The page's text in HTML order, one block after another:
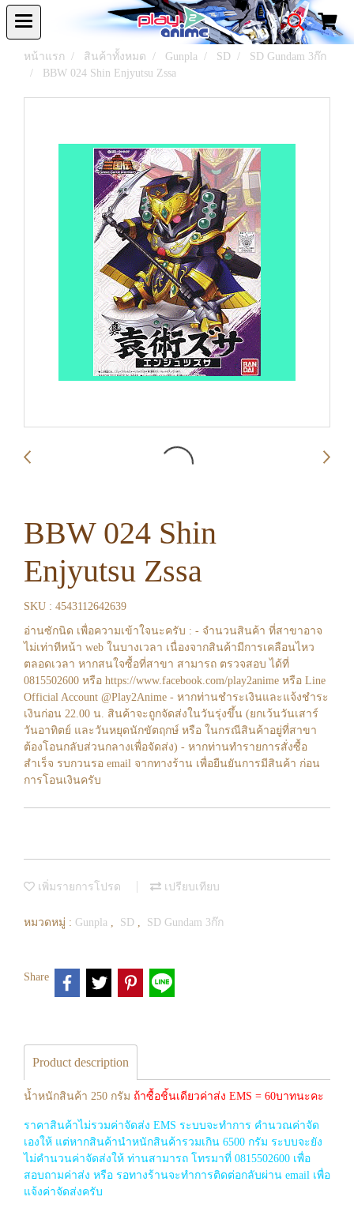
หน้าแรก สินค้าทั้งหมด Gunpla SD
SD Gundam 3ก๊ก
BBW 024 Shin Enjyutsu Zssa
BBW 024 Shin
Enjyutsu Zssa
SKU : 4543112642639
อ่านซักนิด เพื่อความเข้าใจนะครับ : - จำนวนสินค้า ที่สาขาอาจ
ไม่เท่าทีหน้า web ในบางเวลา เนื่องจากสินค้ามีการเคลือนไหว
ตลอดเวลา หากสนใจซื้อที่สาขา สามารถ ตรวจสอบ ได้ที่
0815502600 หรือ https://www.facebook.com/play2anime หรือ Line
Official Account @Play2Anime - หากท่านชำระเงินและแจ้งชำระ
เงินก่อน 22.00 น. สินค้าจะถูกจัดส่งในวันรุ่งขึ้น (ยกเว้นวันเสาร์
วันอาทิตย์ และวันหยุดนักขัตฤกษ์ หรือ ในกรณีสินค้าอยู่ที่สาขา
ต้องโอนกลับส่วนกลางเพื่อจัดส่ง) - หากท่านทำรายการสั่งซื้อ
สำเร็จ รบกวนรอ email จากทางร้าน เพื่อยืนยันการมีสินค้า ก่อน
การโอนเงินครับ
เพิ่มรายการโปรด เปรียบเทียบ
หมวดหมู่ : Gunpla , SD , SD Gundam 3ก๊ก
Share
Product description
น้ำหนักสินค้า 250 กรัม ถ้าซื้อชิ้นเดียวค่าส่ง EMS = 60บาทนะคะ
ราคาสินค้าไม่รวมค่าจัดส่ง EMS ระบบจะทำการ คำนวณค่าจัด
เองให้ แต่หากสินค้านำหนักสินค้ารวมเกิน 6500 กรัม ระบบจะยัง
ไม่คำนวนค่าจัดส่งให้ ท่านสามารถ โทรมาที่ 0815502600 เพื่อ
สอบถามค่าส่ง หรือ รอทางร้านจะทำการติดต่อกลับผ่าน email เพื่อ
แจ้งค่าจัดส่งครับ